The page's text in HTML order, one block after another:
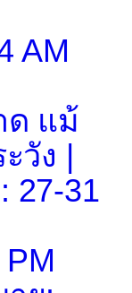
AM
ด แม้
วัง |
27-31